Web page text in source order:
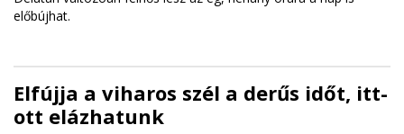
előbújhat.
Elfújja a viharos szél a derűs időt, itt-
ott elázhatunk